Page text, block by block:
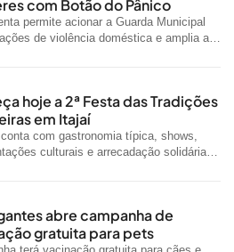
com Botão do Pânico
permite acionar a Guarda Municipal
de violência doméstica e amplia a
hoje a 2ª Festa das Tradições
em Itajaí
com gastronomia típica, shows,
culturais e arrecadação solidária
abre campanha de
gratuita para pets